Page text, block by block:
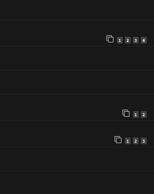
1 2 3 4
1 2
1 2 3